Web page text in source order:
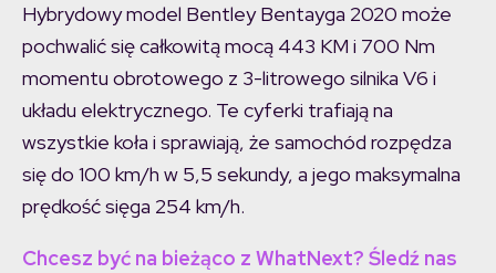
Hybrydowy model Bentley Bentayga 2020 może
pochwalić się całkowitą mocą 443 KM i 700 Nm
momentu obrotowego z 3-litrowego silnika V6 i
układu elektrycznego. Te cyferki trafiają na
wszystkie koła i sprawiają, że samochód rozpędza
się do 100 km/h w 5,5 sekundy, a jego maksymalna
prędkość sięga 254 km/h.
Chcesz być na bieżąco z WhatNext? Śledź nas